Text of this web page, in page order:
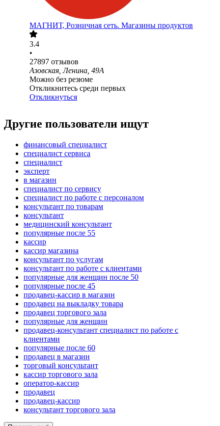
МАГНИТ, Розничная сеть. Магазины продуктов
3.4
•
27897 отзывов
Азовская, Ленина, 49А
Можно без резюме
Откликнитесь среди первых
Откликнуться
Другие пользователи ищут
финансовый специалист
специалист сервиса
специалист
эксперт
в магазин
специалист по сервису
специалист по работе с персоналом
консультант по товарам
консультант
медицинский консультант
популярные после 55
кассир
кассир магазина
консультант по услугам
консультант по работе с клиентами
популярные для женщин после 50
популярные после 45
продавец-кассир в магазин
продавец на выкладку товара
продавец торгового зала
популярные для женщин
продавец-консультант специалист по работе с
клиентами
популярные после 60
продавец в магазин
торговый консультант
кассир торгового зала
оператор-кассир
продавец
продавец-кассир
консультант торгового зала